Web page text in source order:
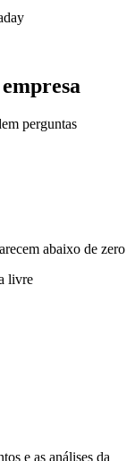
perguntas
abaixo de zero
livre
e as análises da